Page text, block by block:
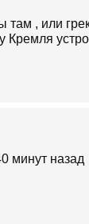
, или
Кремля
минут назад